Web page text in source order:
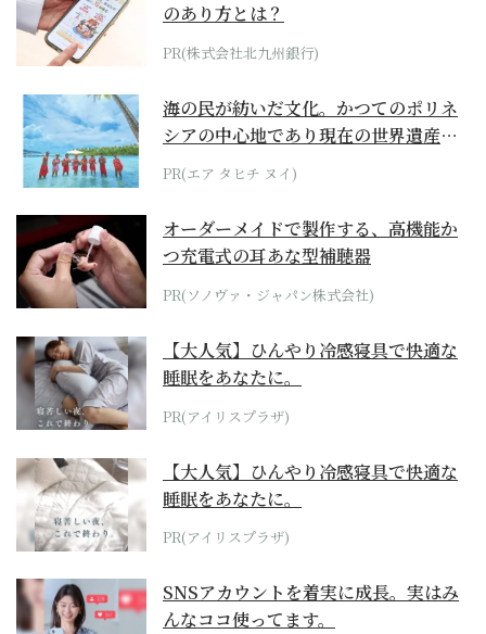
のあり方とは？
PR(株式会社北九州銀行)
海の民が紡いだ文化。かつてのポリネ
シアの中心地であり現在の世界遺産か
らみえてくる...
PR(エア タヒチ ヌイ)
オーダーメイドで製作する、高機能か
つ充電式の耳あな型補聴器
PR(ソノヴァ・ジャパン株式会社)
【大人気】ひんやり冷感寝具で快適な
睡眠をあなたに。
PR(アイリスプラザ)
【大人気】ひんやり冷感寝具で快適な
睡眠をあなたに。
PR(アイリスプラザ)
SNSアカウントを着実に成長。実はみ
んなココ使ってます。